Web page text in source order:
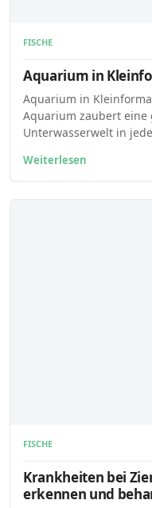
FISCHE
Aquarium in
Aquarium in
Aquarium zaubert eine
Unterwasserwelt in
Weiterlesen
FISCHE
Krankheiten bei
erkennen und